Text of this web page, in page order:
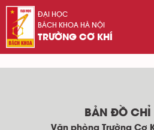
ĐẠI HỌC
BÁCH KHOA HÀ NỘI
TRƯỜNG CƠ KHÍ
BẢN ĐỒ CHỈ
Văn phòng Trường Cơ